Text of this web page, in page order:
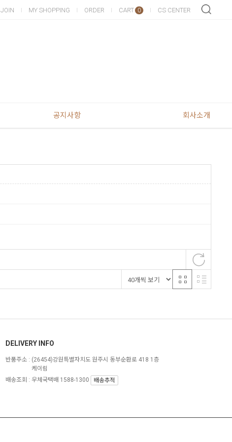
JOIN MY SHOPPING ORDER CART 0 CS CENTER
공지사항 회사소개
DELIVERY INFO
반품주소 : (26454)강원특별자치도 원주시 동부순환로 418 1층
케이림
배송조회 : 우체국택배 1588-1300
배송추적